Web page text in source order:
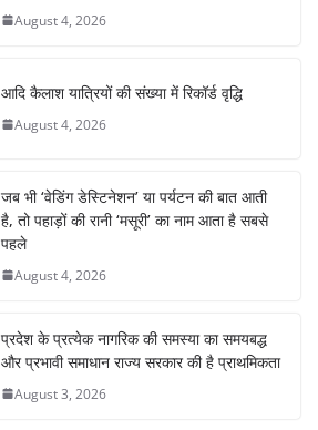
August 4, 2026
आदि कैलाश यात्रियों की संख्या में रिकॉर्ड वृद्धि
August 4, 2026
जब भी ‘वेडिंग डेस्टिनेशन’ या पर्यटन की बात आती
है, तो पहाड़ों की रानी ‘मसूरी’ का नाम आता है सबसे
पहले
August 4, 2026
प्रदेश के प्रत्येक नागरिक की समस्या का समयबद्ध
और प्रभावी समाधान राज्य सरकार की है प्राथमिकता
August 3, 2026